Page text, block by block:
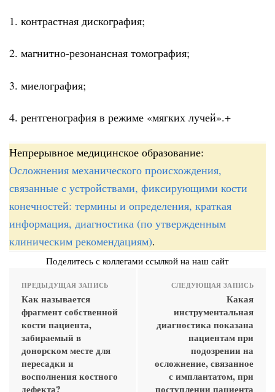
1. контрастная дискография;
2. магнитно-резонансная томография;
3. миелография;
4. рентгенография в режиме «мягких лучей».+
Непрерывное медицинское образование:
Осложнения механического происхождения,
связанные с устройствами, фиксирующими кости
конечностей: термины и определения, краткая
информация, диагностика (по утвержденным
клиническим рекомендациям).
Поделитесь с коллегами ссылкой на наш сайт
ПРЕДЫДУЩАЯ ЗАПИСЬ
Как называется
фрагмент собственной
кости пациента,
забираемый в
донорском месте для
пересадки и
восполнения костного
дефекта?
СЛЕДУЮЩАЯ ЗАПИСЬ
Какая
инструментальная
диагностика показана
пациентам при
подозрении на
осложнение, связанное
с имплантатом, при
поступлении пациента